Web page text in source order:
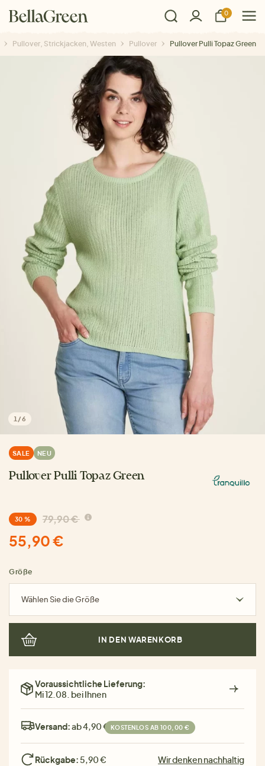
0
Pullover, Strickjacken, Westen Pullover Pullover Pulli Topaz Green
1 /6
SALE NEU
Pullover Pulli Topaz Green
30 % 79,90 €
55,90 €
Größe
Wählen Sie die Größe
IN DEN WARENKORB
Voraussichtliche Lieferung:
Mi 12.08. bei Ihnen
Versand:ab 4,90 € KOSTENLOS AB 100,00 €
Rückgabe: 5,90 € Wir denken nachhaltig